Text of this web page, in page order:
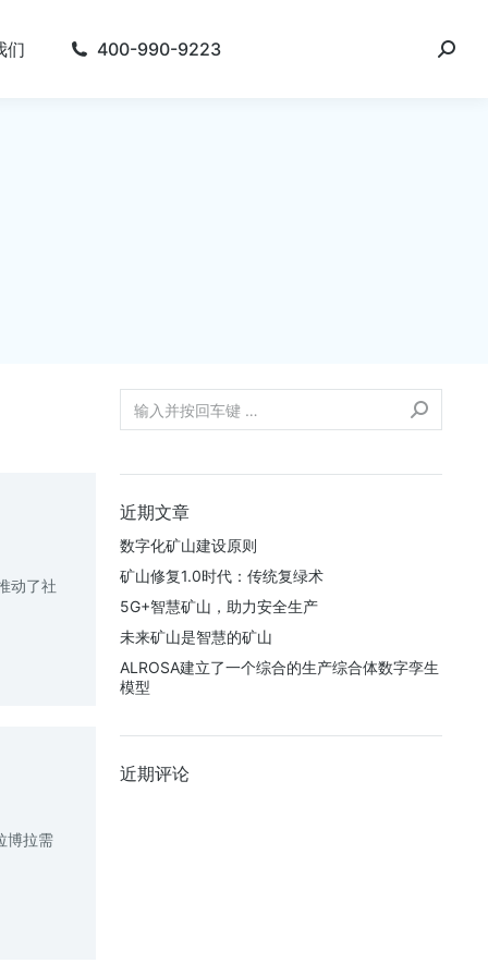
们 400-990-9223
动了社
博拉需
近期文章
数字化矿山建设原则
矿山修复1.0时代：传统复绿术
5G+智慧矿山，助力安全生产
未来矿山是智慧的矿山
ALROSA建立了一个综合的生产综合体数字孪生
模型
近期评论